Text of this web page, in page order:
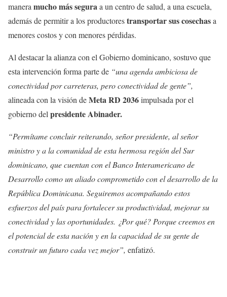
maneramucho más seguraa un centro de salud, a una escuela,
además de permitir a los productorestransportar sus cosechasa
menores costos y con menores pérdidas.
Al destacar la alianza con el Gobierno dominicano, sostuvo que
esta intervención forma parte de “una agenda ambiciosa de
conectividad por carreteras, pero conectividad de gente”,
alineada con la visión deMeta RD 2036impulsada por el
gobierno delpresidente Abinader.
“Permítame concluir reiterando, señor presidente, al señor
ministro y a la comunidad de esta hermosa región del Sur
dominicano, que cuentan con el Banco Interamericano de
Desarrollo como un aliado comprometido con el desarrollo de la
República Dominicana. Seguiremos acompañando estos
esfuerzos del país para fortalecer su productividad, mejorar su
conectividad y las oportunidades. ¿Por qué? Porque creemos en
el potencial de esta nación y en la capacidad de su gente de
construir un futuro cada vez mejor”, enfatizó.